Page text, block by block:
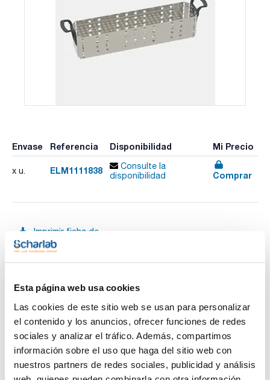
Esta página web usa cookies
Las cookies de este sitio web se usan para personalizar
el contenido y los anuncios, ofrecer funciones de redes
sociales y analizar el tráfico. Además, compartimos
información sobre el uso que haga del sitio web con
nuestros partners de redes sociales, publicidad y análisis
Envase Referencia Disponibilidad Mi Precio
x u. ELM1111838
Consulte la
disponibilidad
Comprar
Imprimir ficha de
producto
Características
Descripción : Cesta modular con orificios de bayoneta en la
Material : Acero inoxidable con asas de plástico
Dimensiones An x Al x Pr (mm) : 455x55x105
Pack (u.) : 1
Disponibles cubas de inserción resistentes a los ácidos con
tapa para la limpieza con productos químicos agresivos a
consultar.
Ver más
Documentación técnica